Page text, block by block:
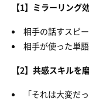
【1】ミラーリング
相手の話すスピ
相手が使った単
【2】共感スキルを
「それは大変だ